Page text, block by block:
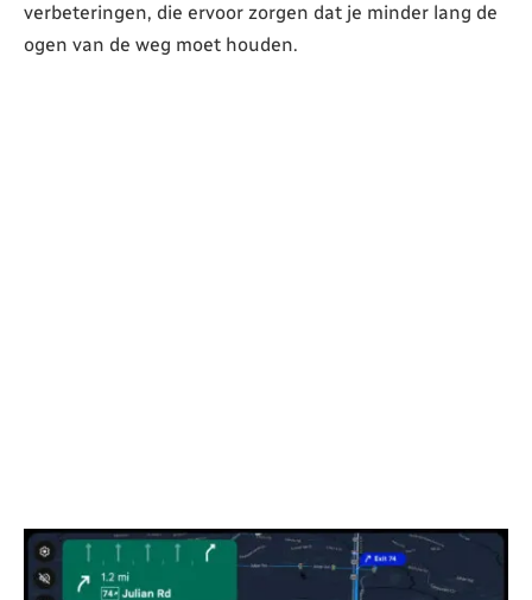
verbeteringen, die ervoor zorgen dat je minder lang de
ogen van de weg moet houden.